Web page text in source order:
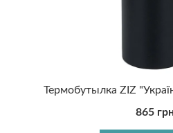
Термобутылка ZIZ
865